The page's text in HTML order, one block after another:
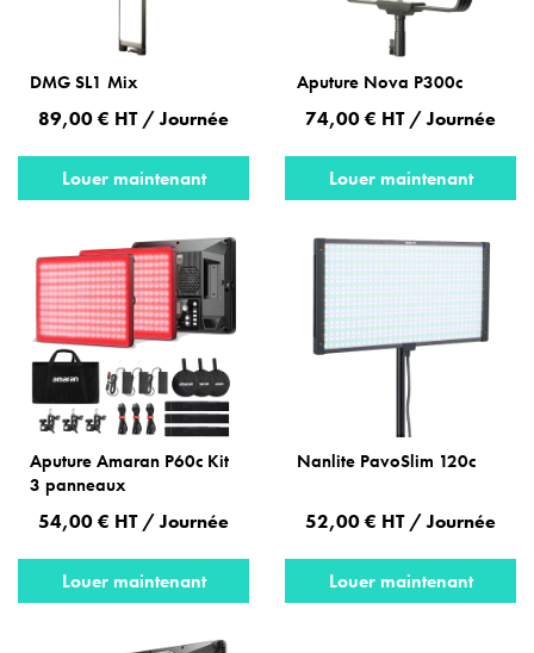
DMG SL1 Mix
89,00 € HT / Journée
Louer maintenant
Aputure Nova P300c
74,00 € HT / Journée
Louer maintenant
Aputure Amaran P60c Kit
3 panneaux
54,00 € HT / Journée
Louer maintenant
Nanlite PavoSlim 120c
52,00 € HT / Journée
Louer maintenant